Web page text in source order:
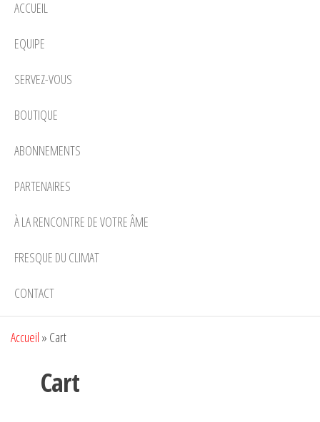
ACCUEIL
EQUIPE
SERVEZ-VOUS
BOUTIQUE
ABONNEMENTS
PARTENAIRES
À LA RENCONTRE DE VOTRE ÂME
FRESQUE DU CLIMAT
CONTACT
Accueil » Cart
Cart